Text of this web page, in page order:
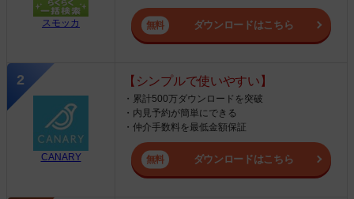
スモッカ ダウンロードはこちら
CANARY
【シンプルで使いやすい】
・累計500万ダウンロードを突破
・内見予約が簡単にできる
・仲介手数料を最低金額保証
ダウンロードはこちら